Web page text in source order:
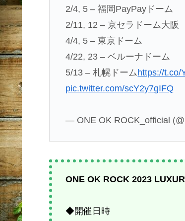
2/4, 5 – 福岡PayPayドーム
2/11, 12 – 京セラドーム大阪
4/4, 5 – 東京ドーム
4/22, 23 – ベルーナドーム
5/13 – 札幌ドームhttps://t.co/
pic.twitter.com/scY2y7gIFQ
— ONE OK ROCK_official
ONE OK ROCK 2023
◆開催日時